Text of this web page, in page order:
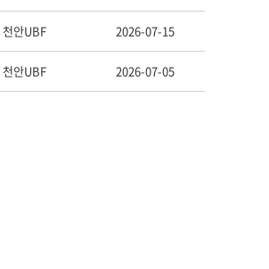
천안UBF 2026-07-15
천안UBF 2026-07-05